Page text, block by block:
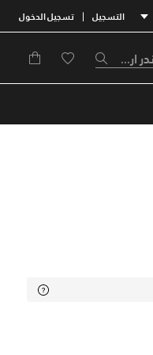
التسجيل | تسجيل الدخول